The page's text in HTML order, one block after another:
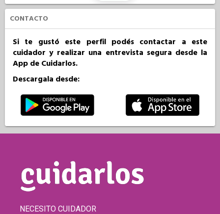
CONTACTO
Si te gustó este perfil podés contactar a este
cuidador y realizar una entrevista segura desde la
App de Cuidarlos.
Descargala desde:
NECESITO CUIDADOR